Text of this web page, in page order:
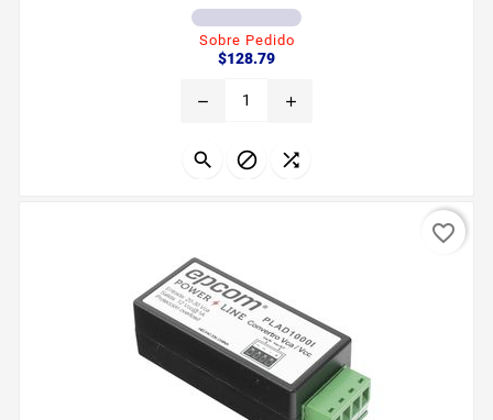
20VA
Sobre Pedido
$128.79Precio
remove add
  
favorite_border